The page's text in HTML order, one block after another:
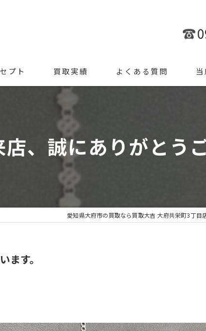
プト 買取実績 よくある質問
腕時
、誠にありがとう
愛知県大府市の買取なら買取大吉 大府共栄町3丁目
ます。